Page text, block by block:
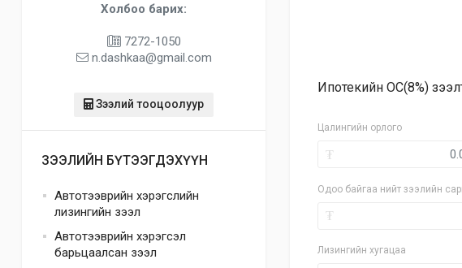
Холбоо барих:
7272-1050
n.dashkaa@gmail.com
Зээлий тооцоолуур
ЗЭЭЛИЙН БҮТЭЭГДЭХҮҮН
Автотээврийн хэрэгслийн
лизингийн зээл
Автотээврийн хэрэгсэл
барьцаалсан зээл
Ипотекийн ОС(8%)
Цалингийн орлого
₮
Одоо байгаа нийт зээлийн
₮
Лизингийн хугацаа